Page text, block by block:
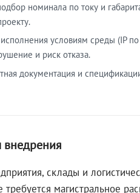
номинала по току и
условиям среды (IP
и риск отказа.
документация и
внедрения
склады и
требуется магистральное